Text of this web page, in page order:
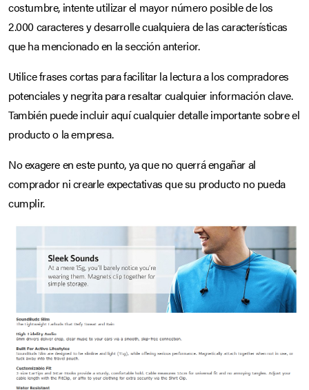
costumbre, intente utilizar el mayor número posible de los
2.000 caracteres y desarrolle cualquiera de las características
que ha mencionado en la sección anterior.
Utilice frases cortas para facilitar la lectura a los compradores
potenciales y negrita para resaltar cualquier información clave.
También puede incluir aquí cualquier detalle importante sobre el
producto o la empresa.
No exagere en este punto, ya que no querrá engañar al
comprador ni crearle expectativas que su producto no pueda
cumplir.